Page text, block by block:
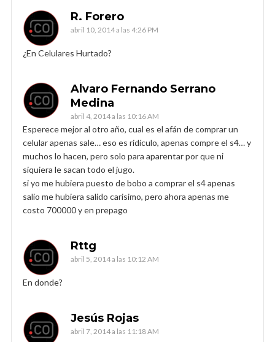
R. Forero
abril 10, 2014 a las 4:26 PM
¿En Celulares Hurtado?
Alvaro Fernando Serrano
Medina
abril 4, 2014 a las 10:16 AM
Esperece mejor al otro año, cual es el afán de comprar un
celular apenas sale… eso es ridículo, apenas compre el s4… y
muchos lo hacen, pero solo para aparentar por que ni
siquiera le sacan todo el jugo.
si yo me hubiera puesto de bobo a comprar el s4 apenas
salio me hubiera salido carisimo, pero ahora apenas me
costo 700000 y en prepago
Rttg
abril 5, 2014 a las 10:12 AM
En donde?
Jesús Rojas
abril 7, 2014 a las 11:18 AM